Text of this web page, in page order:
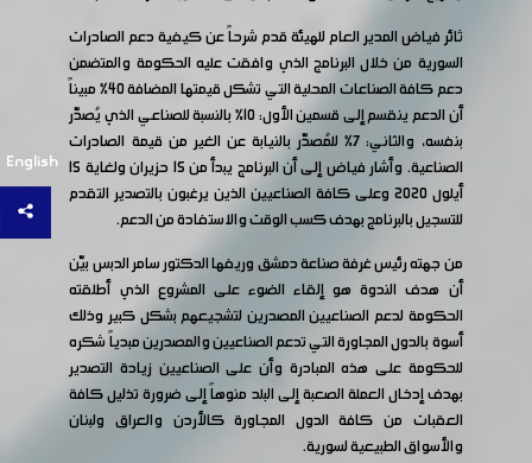
English
ثائر فياض المدير العام للهيئة قدم شرحاً عن كيفية دعم الصادرات
السورية من خلال البرنامج الذي وافقت عليه الحكومة والمتضمن
دعم كافة الصناعات المحلية التي تشكل قيمتها المضافة 40% مبيناً
أن الدعم ينقسم إلى قسمين الأول: 10% بالنسبة للصناعي الذي يُصدّر
بنفسه، والثاني: 7% للمُصدّر بالنيابة عن الغير من قيمة الصادرات
الصناعية. وأشار فياض إلى أن البرنامج يبدأ من 15 حزيران ولغاية 15
أيلول 2020 وعلى كافة الصناعيين الذين يرغبون بالتصدير التقدم
للتسجيل بالبرنامج بهدف كسب الوقت والاستفادة من الدعم.
من جهته رئيس غرفة صناعة دمشق وريفها الدكتور سامر الدبس بيّن
أن هدف الندوة هو إلقاء الضوء على المشروع الذي أطلقته
الحكومة لدعم الصناعيين المصدرين لتشجيعهم بشكل كبير وذلك
أسوة بالدول المجاورة التي تدعم الصناعيين والمصدرين مبدياً شكره
للحكومة على هذه المبادرة وأن على الصناعيين زيادة التصدير
بهدف إدخال العملة الصعبة إلى البلد منوهاً إلى ضرورة تذليل كافة
العقبات من كافة الدول المجاورة كالأردن والعراق ولبنان
والأسواق الطبيعية لسورية.